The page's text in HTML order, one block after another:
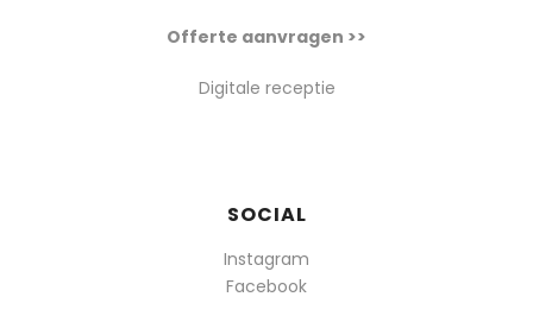
Offerte aanvragen >>
Digitale receptie
SOCIAL
Instagram
Facebook